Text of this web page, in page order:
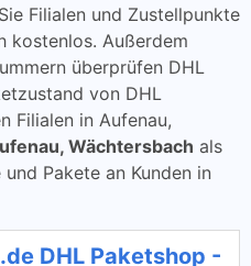
Filialen und Zustellpunkte
kostenlos. Außerdem
überprüfen DHL
von DHL
Filialen in Aufenau,
Wächtersbach als
Pakete an Kunden in
DHL Paketshop -